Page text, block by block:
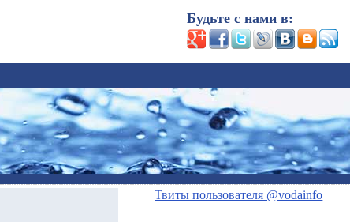
Будьте с нами в:
Твиты пользователя @vodainfo